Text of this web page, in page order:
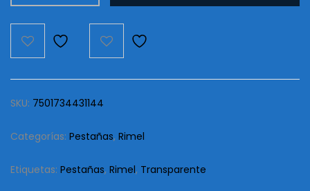
SKU: 7501734431144
Categorías: Pestañas, Rimel
Etiquetas: Pestañas, Rimel, Transparente